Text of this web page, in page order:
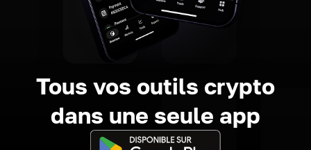
Tous vos outils crypto
dans une seule app